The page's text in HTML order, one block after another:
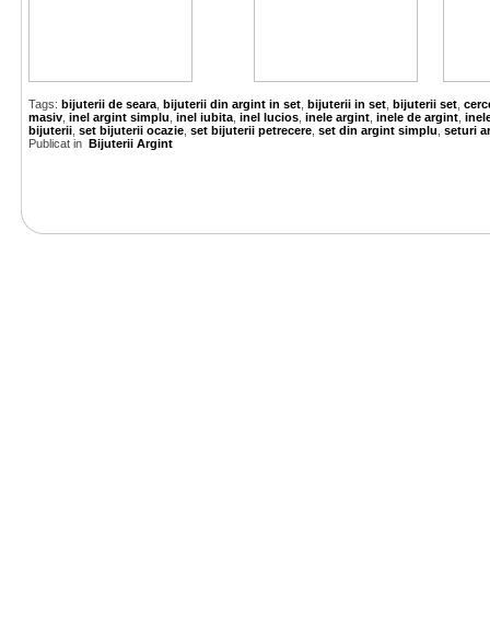
Tags: bijuterii de seara bijuterii din argint in set bijuterii in set bijuterii set
masiv inel argint simplu inel iubita inel lucios inele argint inele de argint
bijuterii set bijuterii ocazie set bijuterii petrecere set din argint simplu seturi
Publicat in Bijuterii Argint